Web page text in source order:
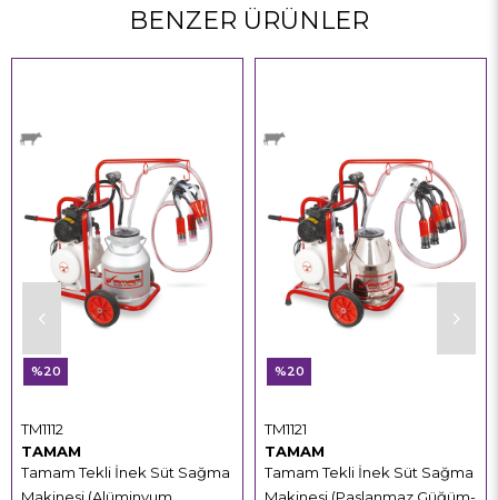
BENZER ÜRÜNLER
TAMAM
Tamam Tekli İnek Süt Sağma
TM1112
%20
TAMAM
Tamam Tekli İnek Süt Sağma
TM1121
%20